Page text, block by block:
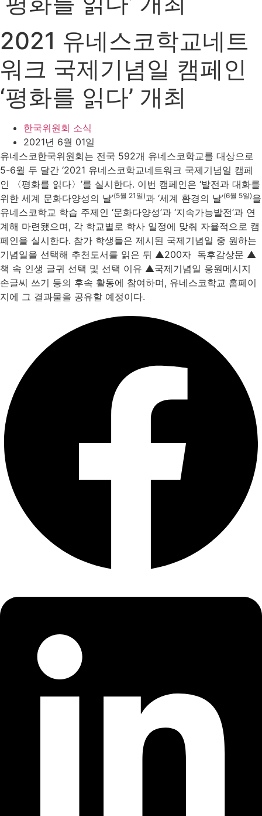
2021 유네스코학교네트
워크 국제기념일 캠페인
‘평화를 읽다’ 개최
한국위원회 소식
2021년 6월 01일
유네스코한국위원회는 전국 592개 유네스코학교를 대상으로
5-6월 두 달간 ‘2021 유네스코학교네트워크 국제기념일 캠페
인 〈평화를 읽다〉’를 실시한다. 이번 캠페인은 ‘발전과 대화를
위한 세계 문화다양성의 날’(5월 21일)과 ‘세계 환경의 날’(6월 5일)을
유네스코학교 학습 주제인 ‘문화다양성’과 ‘지속가능발전’과 연
계해 마련됐으며, 각 학교별로 학사 일정에 맞춰 자율적으로 캠
페인을 실시한다. 참가 학생들은 제시된 국제기념일 중 원하는
기념일을 선택해 추천도서를 읽은 뒤 ▲200자 독후감상문 ▲
책 속 인생 글귀 선택 및 선택 이유 ▲국제기념일 응원메시지
손글씨 쓰기 등의 후속 활동에 참여하며, 유네스코학교 홈페이
지에 그 결과물을 공유할 예정이다.